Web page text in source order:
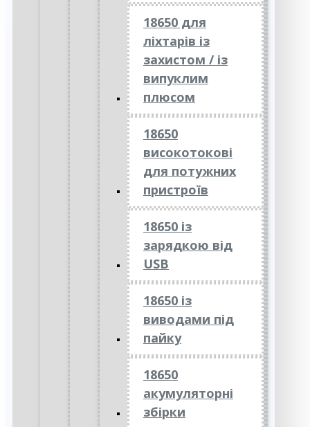
18650 для
ліхтарів із
захистом / із
випуклим
плюсом
18650
високотокові
для потужних
пристроїв
18650 із
зарядкою від
USB
18650 із
виводами під
пайку
18650
акумуляторні
збірки